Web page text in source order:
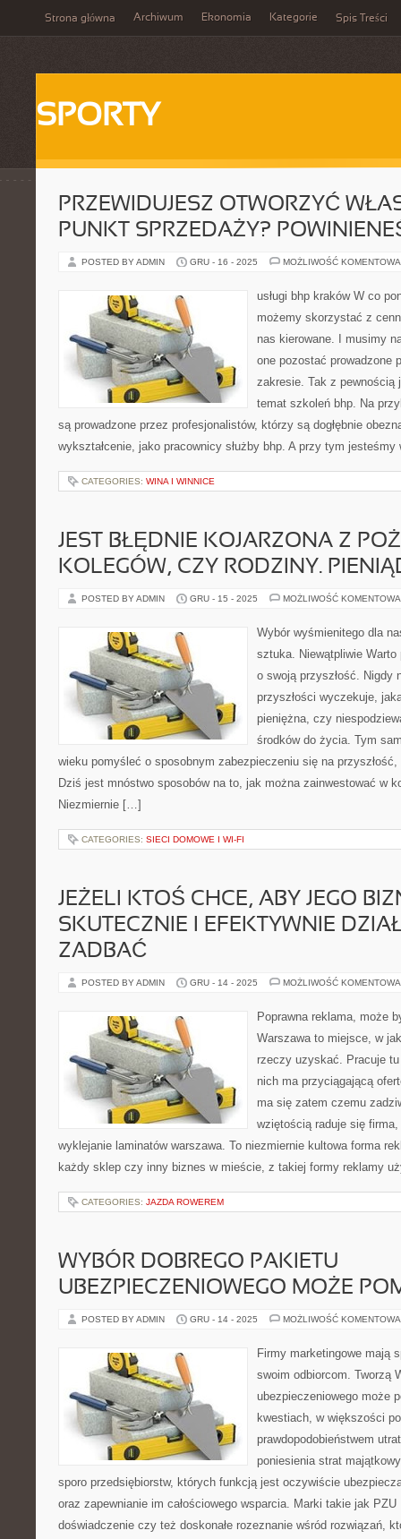
Strona główna Archiwum Ekonomia Kategorie Spis Treści
SPORTY
PRZEWIDUJESZ OTWORZYĆ
PUNKT SPRZEDAŻY?
POSTED BY ADMIN GRU - 16 - 2025 MOŻLIWOŚĆ
usługi bhp kraków W co
możemy skorzystać z
nas kierowane. I musimy
one pozostać prowadzone
zakresie. Tak z pewnością
temat szkoleń bhp. Na
są prowadzone przez profesjonalistów, którzy są dogłębnie
wykształcenie, jako pracownicy służby bhp. A przy tym
CATEGORIES: WINA I WINNICE
JEST BŁĘDNIE KOJARZONA Z
KOLEGÓW, CZY RODZINY.
POSTED BY ADMIN GRU - 15 - 2025 MOŻLIWOŚĆ
Wybór wyśmienitego dla
sztuka. Niewątpliwie
o swoją przyszłość. Nigdy
przyszłości wyczekuje,
pieniężna, czy
środków do życia. Tym
wieku pomyśleć o sposobnym zabezpieczeniu się na
Dziś jest mnóstwo sposobów na to, jak można zainwestować w
Niezmiernie […]
CATEGORIES: SIECI DOMOWE I WI-FI
JEŻELI KTOŚ CHCE, ABY JEGO
SKUTECZNIE I EFEKTYWNIE
ZADBAĆ
POSTED BY ADMIN GRU - 14 - 2025 MOŻLIWOŚĆ
Poprawna reklama, może
Warszawa to miejsce, w
rzeczy uzyskać. Pracuje
nich ma przyciągającą
ma się zatem czemu
wziętością raduje się
wyklejanie laminatów warszawa. To niezmiernie kultowa forma
każdy sklep czy inny biznes w mieście, z takiej formy reklamy
CATEGORIES: JAZDA ROWEREM
WYBÓR DOBREGO PAKIETU
UBEZPIECZENIOWEGO MOŻE
POSTED BY ADMIN GRU - 14 - 2025 MOŻLIWOŚĆ
Firmy marketingowe mają
swoim odbiorcom. Tworzą
ubezpieczeniowego może
kwestiach, w większości
prawdopodobieństwem
poniesienia strat
sporo przedsiębiorstw, których funkcją jest oczywiście
oraz zapewnianie im całościowego wsparcia. Marki takie jak
doświadczenie czy też doskonałe rozeznanie wśród rozwiązań,